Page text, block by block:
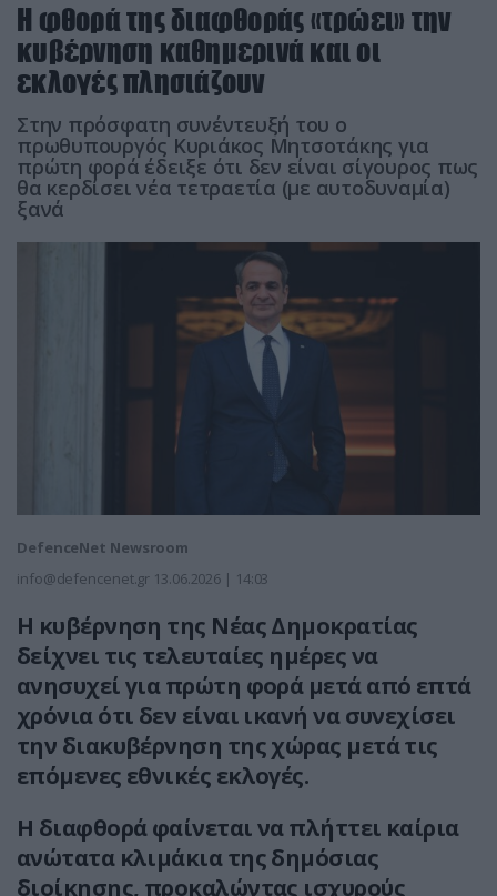
Η φθορά της διαφθοράς «τρώει» την
κυβέρνηση καθημερινά και οι
εκλογές πλησιάζουν
Στην πρόσφατη συνέντευξή του ο
πρωθυπουργός Κυριάκος Μητσοτάκης για
πρώτη φορά έδειξε ότι δεν είναι σίγουρος πως
θα κερδίσει νέα τετραετία (με αυτοδυναμία)
ξανά
DefenceNet Newsroom
info@defencenet.gr 13.06.2026 | 14:03
Η κυβέρνηση της Νέας Δημοκρατίας
δείχνει τις τελευταίες ημέρες να
ανησυχεί για πρώτη φορά μετά από επτά
χρόνια ότι δεν είναι ικανή να συνεχίσει
την διακυβέρνηση της χώρας μετά τις
επόμενες εθνικές εκλογές.
H διαφθορά φαίνεται να πλήττει καίρια
ανώτατα κλιμάκια της δημόσιας
διοίκησης, προκαλώντας ισχυρούς